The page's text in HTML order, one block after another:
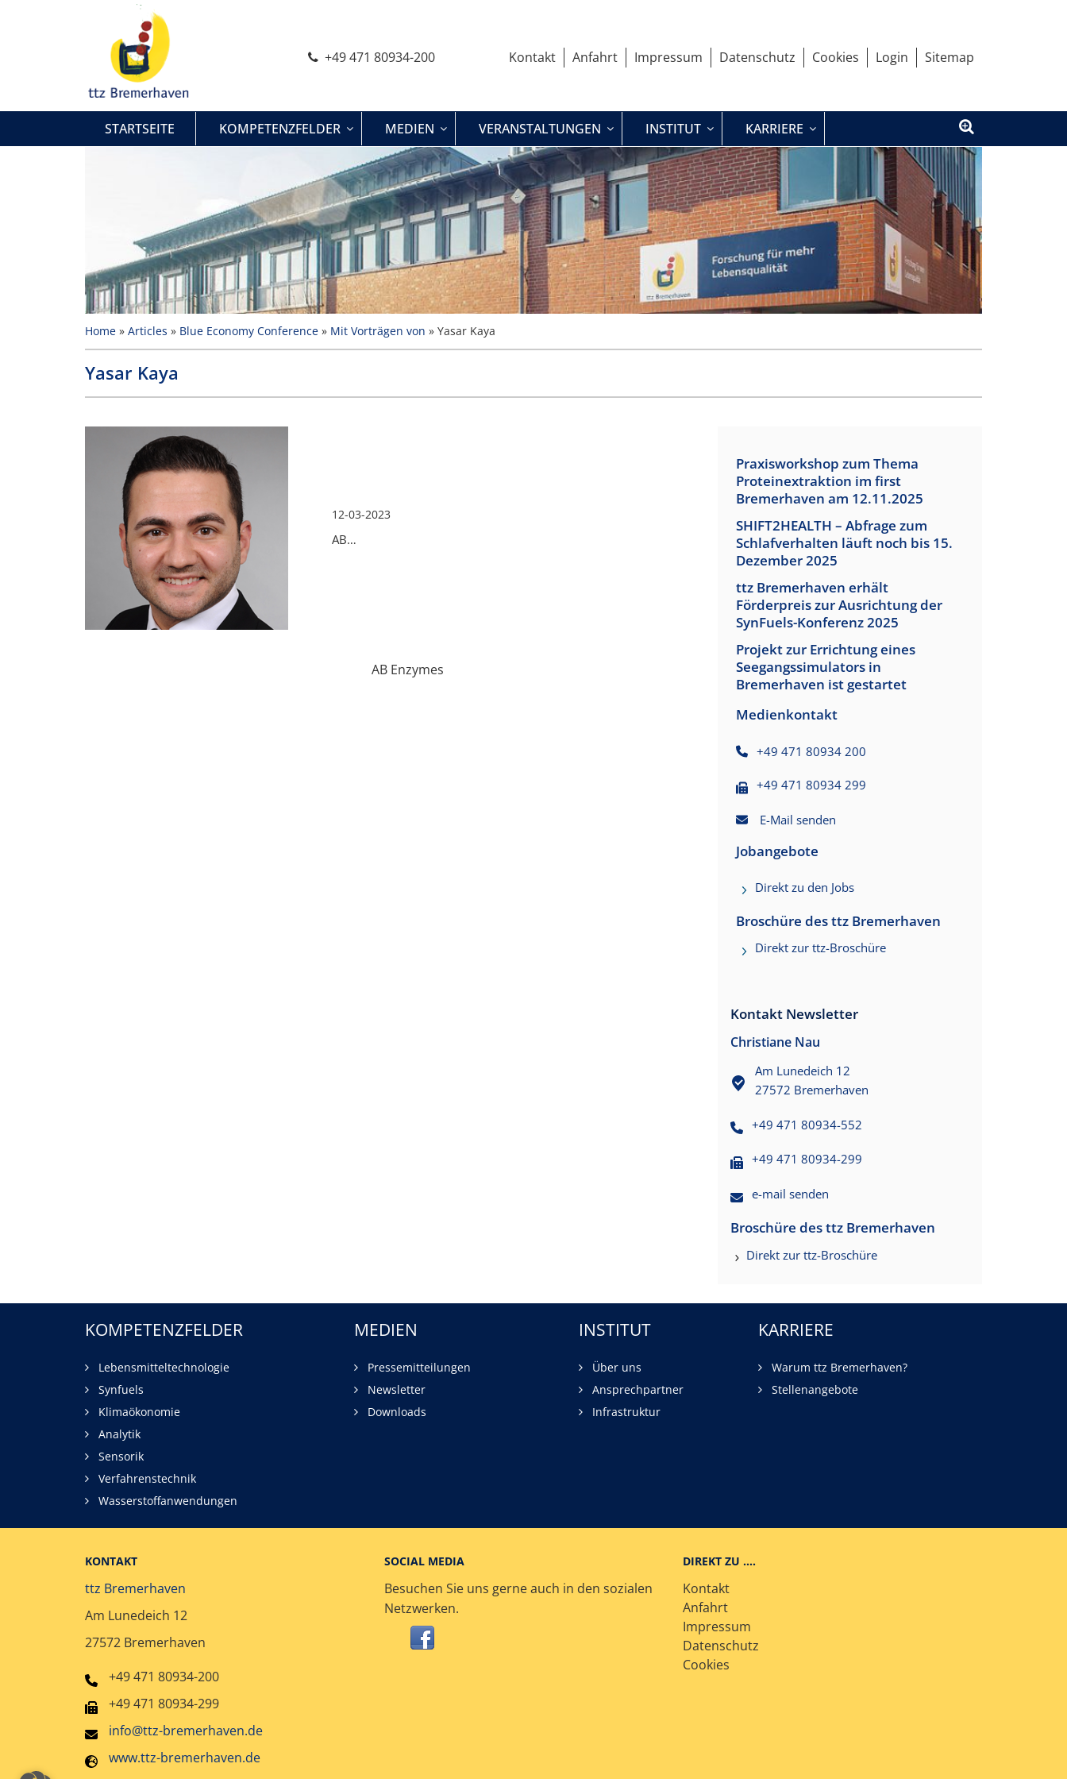
+49 471 80934-200
Kontakt Anfahrt Impressum Datenschutz Cookies Login Sitemap
STARTSEITE KOMPETENZFELDER MEDIEN VERANSTALTUNGEN INSTITUT KARRIERE
Home » Articles » Blue Economy Conference » Mit Vorträgen von » Yasar Kaya
Yasar Kaya
12-03-2023
AB…
AB Enzymes
Praxisworkshop zum Thema
Proteinextraktion im first
Bremerhaven am 12.11.2025
SHIFT2HEALTH – Abfrage zum
Schlafverhalten läuft noch bis 15.
Dezember 2025
ttz Bremerhaven erhält
Förderpreis zur Ausrichtung der
SynFuels-Konferenz 2025
Projekt zur Errichtung eines
Seegangssimulators in
Bremerhaven ist gestartet
Medienkontakt
+49 471 80934 200
+49 471 80934 299
E-Mail senden
Jobangebote
Direkt zu den Jobs
Broschüre des ttz Bremerhaven
Direkt zur ttz-Broschüre
Kontakt Newsletter
Christiane Nau
Am Lunedeich 12
27572 Bremerhaven
+49 471 80934-552
+49 471 80934-299
e-mail senden
Broschüre des ttz Bremerhaven
Direkt zur ttz-Broschüre
KOMPETENZFELDER
Lebensmitteltechnologie
Synfuels
Klimaökonomie
Analytik
Sensorik
Verfahrenstechnik
Wasserstoffanwendungen
MEDIEN
Pressemitteilungen
Newsletter
Downloads
INSTITUT
Über uns
Ansprechpartner
Infrastruktur
KARRIERE
Warum ttz Bremerhaven?
Stellenangebote
KONTAKT
ttz Bremerhaven
Am Lunedeich 12
27572 Bremerhaven
+49 471 80934-200
+49 471 80934-299
info@ttz-bremerhaven.de
www.ttz-bremerhaven.de
SOCIAL MEDIA
Besuchen Sie uns gerne auch in den sozialen
Netzwerken.
DIREKT ZU ….
Kontakt
Anfahrt
Impressum
Datenschutz
Cookies